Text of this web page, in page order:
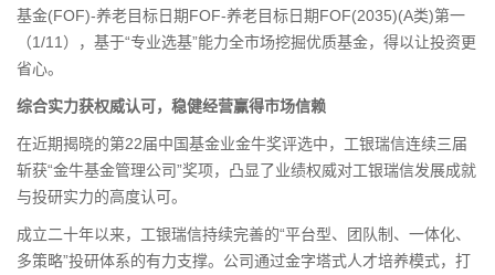
基金(FOF)-养老目标日期FOF-养老目标日期FOF(2035)(A类)第一
（1/11），基于“专业选基”能力全市场挖掘优质基金，得以让投资更
省心。
综合实力获权威认可，稳健经营赢得市场信赖
在近期揭晓的第22届中国基金业金牛奖评选中，工银瑞信连续三届
斩获“金牛基金管理公司”奖项，凸显了业绩权威对工银瑞信发展成就
与投研实力的高度认可。
成立二十年以来，工银瑞信持续完善的“平台型、团队制、一体化、
多策略”投研体系的有力支撑。公司通过金字塔式人才培养模式，打